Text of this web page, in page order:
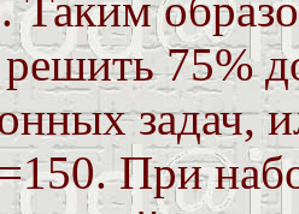
Таким
решить 75%
задач,
При